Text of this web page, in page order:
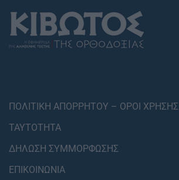
ΠΟΛΙΤΙΚΗ ΑΠΟΡΡΗΤΟΥ – ΟΡΟΙ ΧΡΗΣΗΣ
ΤΑΥΤΟΤΗΤΑ
ΔΗΛΩΣΗ ΣΥΜΜΟΡΦΩΣΗΣ
ΕΠΙΚΟΙΝΩΝΙΑ